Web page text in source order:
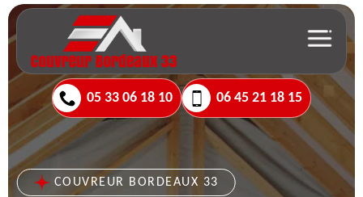
05 33 06 18 10 06 45 21 18 15
COUVREUR BORDEAUX 33